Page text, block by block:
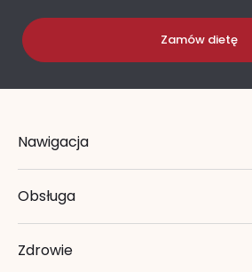
Zamów dietę
Nawigacja
Obsługa
Zdrowie